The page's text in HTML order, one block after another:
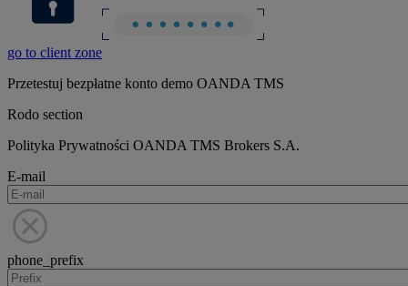
go to client zone
Przetestuj bezpłatne konto demo OANDA TMS
Rodo section
Polityka Prywatności OANDA TMS Brokers S.A.
E-mail
phone_prefix